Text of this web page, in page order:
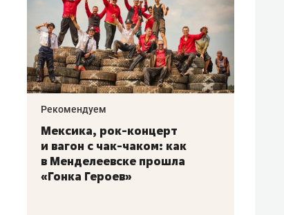
Рекомендуем
Мексика, рок-концерт
и вагон с чак-чаком: как
в Менделеевске прошла
«Гонка Героев»